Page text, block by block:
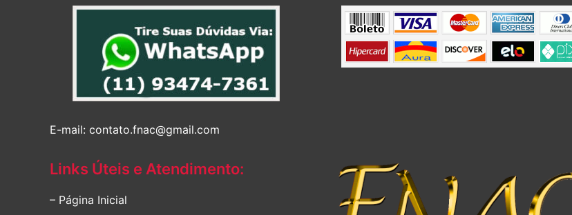
E-mail: contato.fnac@gmail.com
Links Úteis e Atendimento:
– Página Inicial